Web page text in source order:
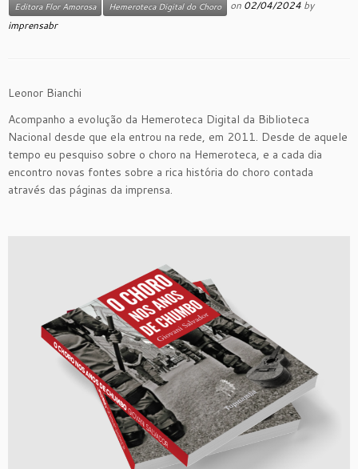
Editora Flor Amorosa
Hemeroteca Digital do Choro on 02/04/2024 by
imprensabr
Leonor Bianchi
Acompanho a evolução da Hemeroteca Digital da Biblioteca
Nacional desde que ela entrou na rede, em 2011. Desde de aquele
tempo eu pesquiso sobre o choro na Hemeroteca, e a cada dia
encontro novas fontes sobre a rica história do choro contada
através das páginas da imprensa.